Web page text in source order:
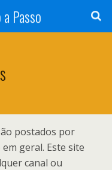
Passo
postados por
geral. Este site
canal ou